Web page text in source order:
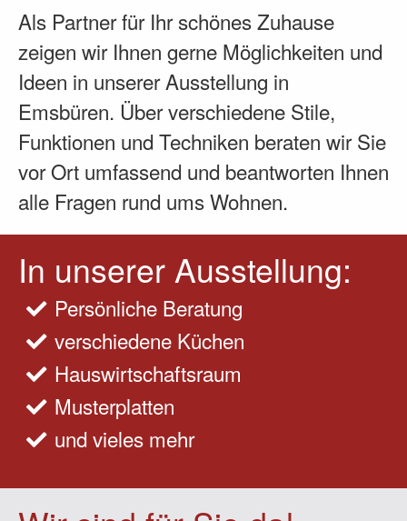
Als Partner für Ihr schönes Zuhause
zeigen wir Ihnen gerne Möglichkeiten und
Ideen in unserer Ausstellung in
Emsbüren. Über verschiedene Stile,
Funktionen und Techniken beraten wir Sie
vor Ort umfassend und beantworten Ihnen
alle Fragen rund ums Wohnen.
In unserer Ausstellung:
Persönliche Beratung
verschiedene Küchen
Hauswirtschaftsraum
Musterplatten
und vieles mehr